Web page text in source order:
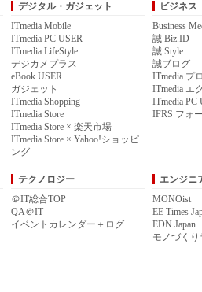
デジタル・ガジェット
ITmedia Mobile
ITmedia PC USER
ITmedia LifeStyle
デジカメプラス
eBook USER
ガジェット
ITmedia Shopping
ITmedia Store
ITmedia Store × 楽天市場
ITmedia Store × Yahoo!ショッピ
ング
ビジネス
Business
誠 Biz.ID
誠 Style
誠ブログ
ITmedia プ
ITmedia エ
ITmedia PC
IFRS フォ
テクノロジー
＠IT総合TOP
QA＠IT
イベントカレンダー＋ログ
エンジニ
MONOist
EE Times
EDN Japan
モノづく